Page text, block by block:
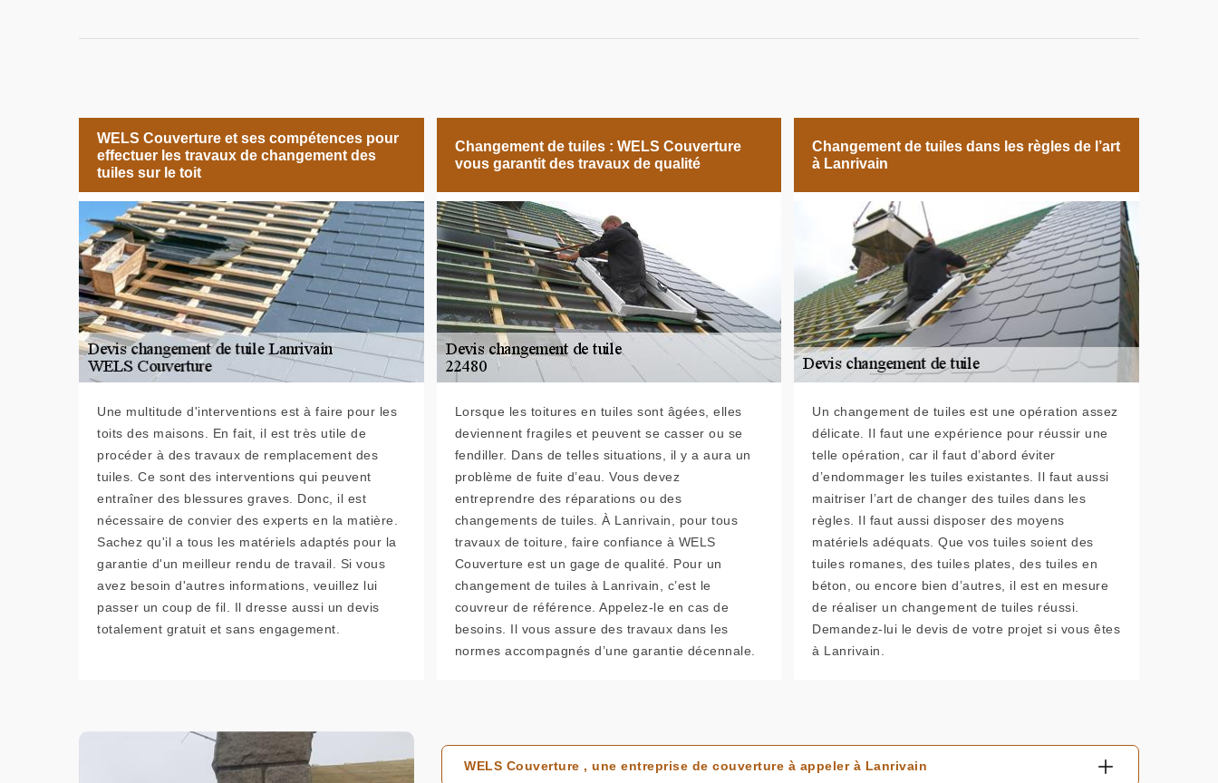
WELS Couverture et ses compétences pour
effectuer les travaux de changement des
tuiles sur le toit
Une multitude d'interventions est à faire pour les
toits des maisons. En fait, il est très utile de
procéder à des travaux de remplacement des
tuiles. Ce sont des interventions qui peuvent
entraîner des blessures graves. Donc, il est
nécessaire de convier des experts en la matière.
Sachez qu'il a tous les matériels adaptés pour la
garantie d'un meilleur rendu de travail. Si vous
avez besoin d'autres informations, veuillez lui
passer un coup de fil. Il dresse aussi un devis
totalement gratuit et sans engagement.
Changement de tuiles : WELS Couverture
vous garantit des travaux de qualité
Lorsque les toitures en tuiles sont âgées, elles
deviennent fragiles et peuvent se casser ou se
fendiller. Dans de telles situations, il y a aura un
problème de fuite d’eau. Vous devez
entreprendre des réparations ou des
changements de tuiles. À Lanrivain, pour tous
travaux de toiture, faire confiance à WELS
Couverture est un gage de qualité. Pour un
changement de tuiles à Lanrivain, c’est le
couvreur de référence. Appelez-le en cas de
besoins. Il vous assure des travaux dans les
normes accompagnés d’une garantie décennale.
Changement de tuiles dans les règles de l’art
à Lanrivain
Un changement de tuiles est une opération assez
délicate. Il faut une expérience pour réussir une
telle opération, car il faut d’abord éviter
d’endommager les tuiles existantes. Il faut aussi
maitriser l’art de changer des tuiles dans les
règles. Il faut aussi disposer des moyens
matériels adéquats. Que vos tuiles soient des
tuiles romanes, des tuiles plates, des tuiles en
béton, ou encore bien d’autres, il est en mesure
de réaliser un changement de tuiles réussi.
Demandez-lui le devis de votre projet si vous êtes
à Lanrivain.
WELS Couverture , une entreprise de couverture à appeler à Lanrivain